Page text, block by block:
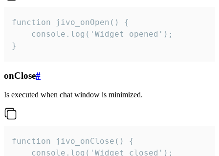
function jivo_onOpen() {
    console.log('Widget opened');
}
onClose#
Is executed when chat window is minimized.
function jivo_onClose() {
    console.log('Widget closed');